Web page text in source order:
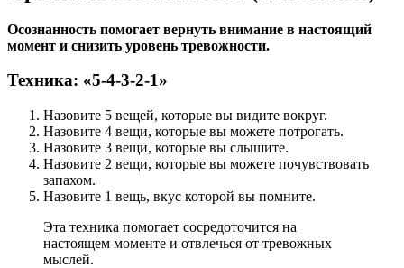
Осознанность помогает вернуть внимание в настоящий
момент и снизить уровень тревожности.
Техника: «5-4-3-2-1»
Назовите 5 вещей, которые вы видите вокруг.
Назовите 4 вещи, которые вы можете потрогать.
Назовите 3 вещи, которые вы слышите.
Назовите 2 вещи, которые вы можете почувствовать
запахом.
Назовите 1 вещь, вкус которой вы помните.
Эта техника помогает сосредоточится на
настоящем моменте и отвлечься от тревожных
мыслей.